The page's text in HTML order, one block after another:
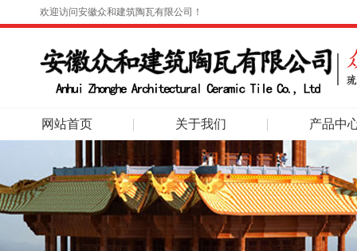
欢迎访问安徽众和建筑陶瓦有限公司！
网站首页 关于我们 产品中